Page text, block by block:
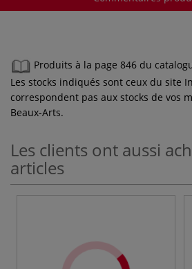
Produits à la page 846 du
Les stocks indiqués sont ceux du site
correspondent pas aux stocks de vos
Beaux-Arts.
Les clients ont aussi
articles